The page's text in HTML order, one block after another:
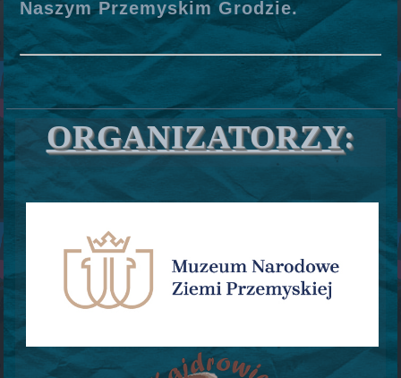
Naszym Przemyskim Grodzie.
ORGANIZATORZY: